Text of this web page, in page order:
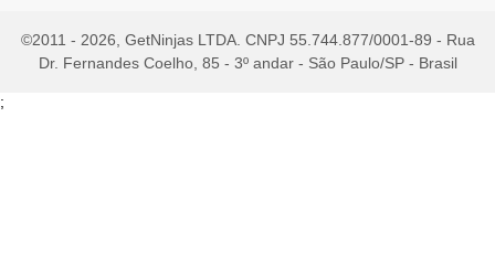
©2011 - 2026, GetNinjas LTDA. CNPJ 55.744.877/0001-89 - Rua
Dr. Fernandes Coelho, 85 - 3º andar - São Paulo/SP - Brasil
;